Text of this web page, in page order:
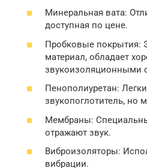
Минеральная вата:
доступная по цене.
Пробковые покрытия:
материал, обладает
звукоизоляционными
Пенополиуретан:
звукопоглотитель, но
Мембраны:
отражают звук.
Виброизоляторы:
вибрации.